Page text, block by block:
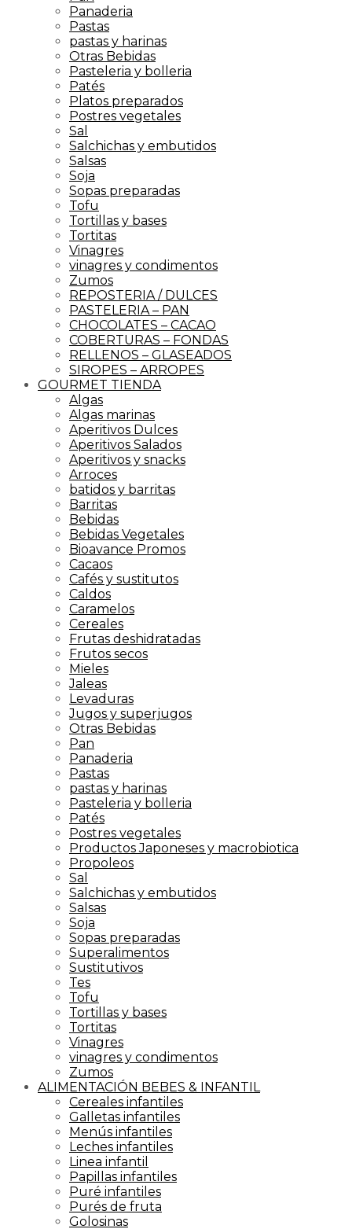
Panaderia
Pastas
pastas y harinas
Otras Bebidas
Pasteleria y bolleria
Patés
Platos preparados
Postres vegetales
Sal
Salchichas y embutidos
Salsas
Soja
Sopas preparadas
Tofu
Tortillas y bases
Tortitas
Vinagres
vinagres y condimentos
Zumos
REPOSTERIA / DULCES
PASTELERIA – PAN
CHOCOLATES – CACAO
COBERTURAS – FONDAS
RELLENOS – GLASEADOS
SIROPES – ARROPES
GOURMET TIENDA
Algas
Algas marinas
Aperitivos Dulces
Aperitivos Salados
Aperitivos y snacks
Arroces
batidos y barritas
Barritas
Bebidas
Bebidas Vegetales
Bioavance Promos
Cacaos
Cafés y sustitutos
Caldos
Caramelos
Cereales
Frutas deshidratadas
Frutos secos
Mieles
Jaleas
Levaduras
Jugos y superjugos
Otras Bebidas
Pan
Panaderia
Pastas
pastas y harinas
Pasteleria y bolleria
Patés
Postres vegetales
Productos Japoneses y macrobiotica
Propoleos
Sal
Salchichas y embutidos
Salsas
Soja
Sopas preparadas
Superalimentos
Sustitutivos
Tes
Tofu
Tortillas y bases
Tortitas
Vinagres
vinagres y condimentos
Zumos
ALIMENTACIÓN BEBES & INFANTIL
Cereales infantiles
Galletas infantiles
Menús infantiles
Leches infantiles
Linea infantil
Papillas infantiles
Puré infantiles
Purés de fruta
Golosinas